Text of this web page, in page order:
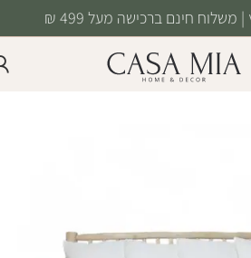
חינם ברכישה מעל 499 ₪